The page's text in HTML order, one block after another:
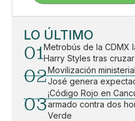
LO ÚLTIMO
01Metrobús de la CDMX
Harry Styles tras
02Movilización
José genera
03
¡Código Rojo en
armado contra dos
Verde